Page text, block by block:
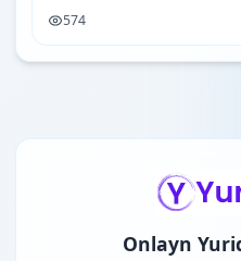
574
Onlayn